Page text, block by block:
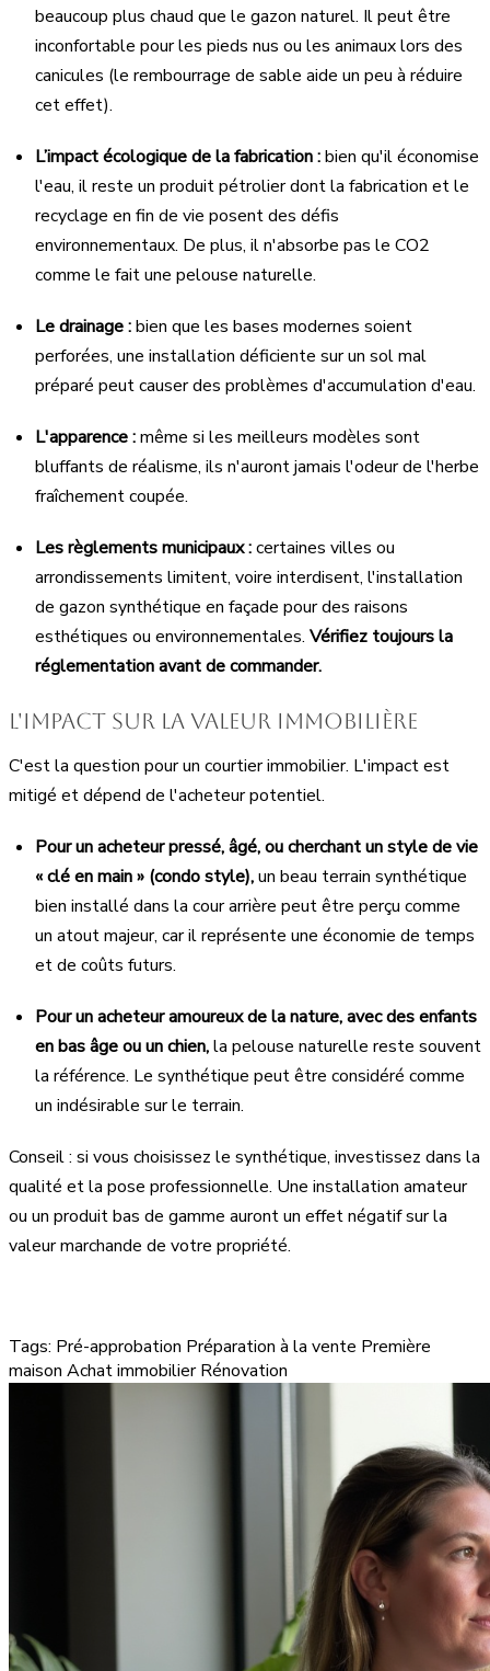
beaucoup plus chaud que le gazon naturel. Il peut être
inconfortable pour les pieds nus ou les animaux lors des
canicules (le rembourrage de sable aide un peu à réduire
cet effet).
L’impact écologique de la fabrication :bien qu'il économise
l'eau, il reste un produit pétrolier dont la fabrication et le
recyclage en fin de vie posent des défis
environnementaux. De plus, il n'absorbe pas le CO2
comme le fait une pelouse naturelle.
Le drainage :bien que les bases modernes soient
perforées, une installation déficiente sur un sol mal
préparé peut causer des problèmes d'accumulation d'eau.
L'apparence :même si les meilleurs modèles sont
bluffants de réalisme, ils n'auront jamais l'odeur de l'herbe
fraîchement coupée.
Les règlements municipaux :certaines villes ou
arrondissements limitent, voire interdisent, l'installation
de gazon synthétique en façade pour des raisons
esthétiques ou environnementales. Vérifiez toujours la
réglementation avant de commander.
L'impact sur la valeur immobilière
C'est la question pour un courtier immobilier. L'impact est
mitigé et dépend de l'acheteur potentiel.
Pour un acheteur pressé, âgé, ou cherchant un style de vie
« clé en main » (condo style),un beau terrain synthétique
bien installé dans la cour arrière peut être perçu comme
un atout majeur, car il représente une économie de temps
et de coûts futurs.
Pour un acheteur amoureux de la nature, avec des enfants
en bas âge ou un chien,la pelouse naturelle reste souvent
la référence. Le synthétique peut être considéré comme
un indésirable sur le terrain.
Conseil : si vous choisissez le synthétique, investissez dans la
qualité et la pose professionnelle. Une installation amateur
ou un produit bas de gamme auront un effet négatif sur la
valeur marchande de votre propriété.
Tags: Pré-approbation Préparation à la vente Première
maison Achat immobilier Rénovation